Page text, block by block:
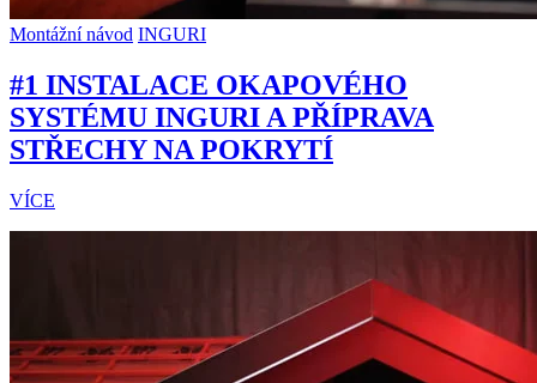
Montážní návod INGURI
#1 INSTALACE OKAPOVÉHO
SYSTÉMU INGURI A PŘÍPRAVA
STŘECHY NA POKRYTÍ
VÍCE